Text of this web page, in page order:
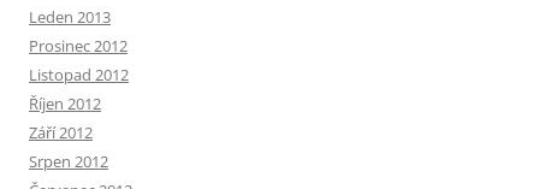
Leden 2013
Prosinec 2012
Listopad 2012
Říjen 2012
Září 2012
Srpen 2012